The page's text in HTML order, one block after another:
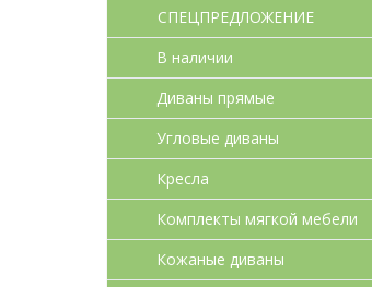
СПЕЦПРЕДЛОЖЕНИЕ
В наличии
Диваны прямые
Угловые диваны
Кресла
Комплекты мягкой мебели
Кожаные диваны